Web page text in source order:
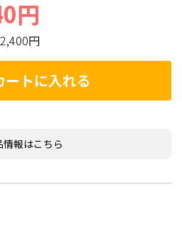
円
円
ートに入れる
情報はこちら